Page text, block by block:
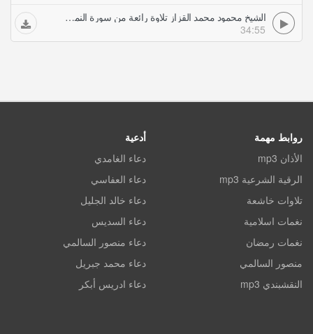
الشيخ محمود محمد القزاز تلاوة رائعة من سورة النمل حفلات تلاوات مجودة
34:55
روابط مهمة
الأذان mp3
الرقية الشرعية mp3
تلاوات خاشعة
نغمات اسلامية
نغمات رمضان
منصور السالمي
النقشبندي mp3
أدعية
دعاء الغامدي
دعاء العفاسي
دعاء خالد الجليل
دعاء السديس
دعاء منصور السالمي
دعاء محمد جبريل
دعاء ادريس أبكر